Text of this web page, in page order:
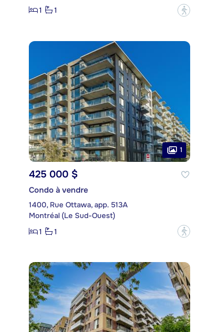
1
1 ?
1
425 000 $
Condo à vendre
1400, Rue Ottawa, app. 513A
Montréal (Le Sud-Ouest)
1
1 ?